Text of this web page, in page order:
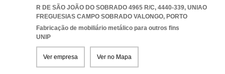
R DE SÃO JOÃO DO SOBRADO 4965 R/C, 4440-339, UNIAO
FREGUESIAS CAMPO SOBRADO VALONGO, PORTO
Fabricação de mobiliário metálico para outros fins
UNIP
Ver empresa Ver no Mapa